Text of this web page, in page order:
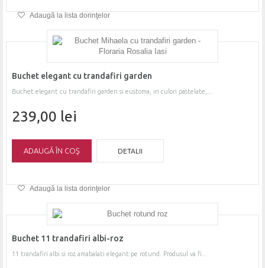
Adaugă la lista dorinţelor
Buchet elegant cu trandafiri garden
Buchet elegant cu trandafiri garden si eustoma, in culori pastelate,...
239,00 lei
ADAUGĂ ÎN COŞ DETALII
Adaugă la lista dorinţelor
Buchet 11 trandafiri albi-roz
11 trandafiri albi si roz amabalati elegant pe rotund. Produsul va fi...